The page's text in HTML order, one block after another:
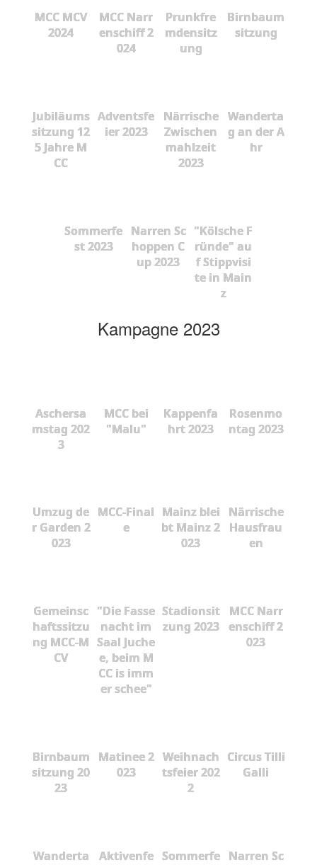
MCC MCV
2024
MCC Narr
enschiff 2
024
Prunkfre
mdensitz
ung
Birnbaum
sitzung
Jubiläums
sitzung 12
5 Jahre M
CC
Adventsfe
ier 2023
Närrische
Zwischen
mahlzeit
2023
Wanderta
g an der A
hr
Sommerfe
st 2023
Narren Sc
hoppen C
up 2023
"Kölsche F
ründe" au
f Stippvisi
te in Main
z
Kampagne 2023
Aschersa
mstag 202
3
MCC bei
"Malu"
Kappenfa
hrt 2023
Rosenmo
ntag 2023
Umzug de
r Garden 2
023
MCC-Final
e
Mainz blei
bt Mainz 2
023
Närrische
Hausfrau
en
Gemeinsc
haftssitzu
ng MCC-M
CV
"Die Fasse
nacht im
Saal Juche
e, beim M
CC is imm
er schee"
Stadionsit
zung 2023
MCC Narr
enschiff 2
023
Birnbaum
sitzung 20
23
Matinee 2
023
Weihnach
tsfeier 202
2
Circus Tilli
Galli
Wanderta
Aktivenfe Sommerfe Narren Sc